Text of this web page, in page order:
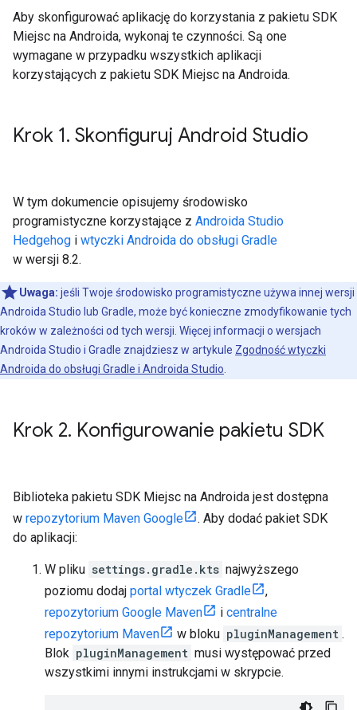
Aby skonfigurować aplikację do korzystania z pakietu SDK
Miejsc na Androida, wykonaj te czynności. Są one
wymagane w przypadku wszystkich aplikacji
korzystających z pakietu SDK Miejsc na Androida.
Krok 1. Skonfiguruj Android Studio
W tym dokumencie opisujemy środowisko
programistyczne korzystające z Androida Studio
Hedgehog i wtyczki Androida do obsługi Gradle
w wersji 8.2.
Uwaga: jeśli Twoje środowisko programistyczne używa innej wersji
Androida Studio lub Gradle, może być konieczne zmodyfikowanie tych
kroków w zależności od tych wersji. Więcej informacji o wersjach
Androida Studio i Gradle znajdziesz w artykule Zgodność wtyczki
Androida do obsługi Gradle i Androida Studio
Krok 2. Konfigurowanie pakietu SDK
Biblioteka pakietu SDK Miejsc na Androida jest dostępna
w repozytorium Maven Google
. Aby dodać pakiet SDK
do aplikacji:
W pliku settings.gradle.kts najwyższego
poziomu dodaj portal wtyczek Gradle
,
repozytorium Google Maven
i centralne
repozytorium Maven
w bloku pluginManagement .
Blok pluginManagement musi występować przed
wszystkimi innymi instrukcjami w skrypcie.